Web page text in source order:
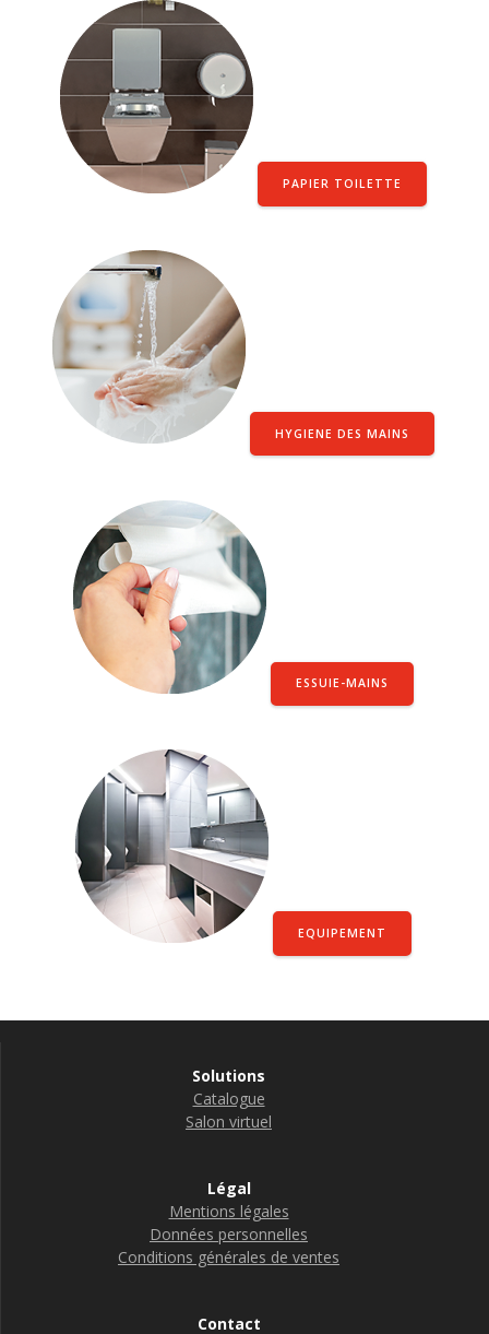
PAPIER TOILETTE
HYGIENE DES MAINS
ESSUIE-MAINS
EQUIPEMENT
Solutions
Catalogue
Salon virtuel
Légal
Mentions légales
Données personnelles
Conditions générales de ventes
Contact